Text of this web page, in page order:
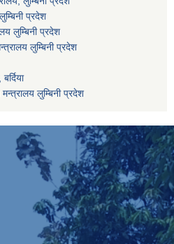
लुम्बिनी प्रदेश
लुम्बिनी प्रदेश
लुम्बिनी प्रदेश
मन्त्रालय लुम्बिनी प्रदेश